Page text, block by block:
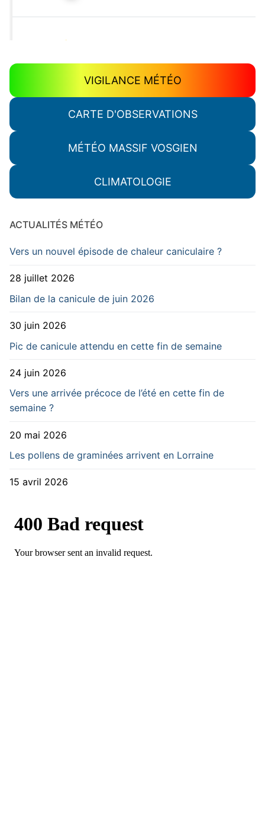
VIGILANCE MÉTÉO
CARTE D'OBSERVATIONS
MÉTÉO MASSIF VOSGIEN
CLIMATOLOGIE
ACTUALITÉS MÉTÉO
Vers un nouvel épisode de chaleur caniculaire ?
28 juillet 2026
Bilan de la canicule de juin 2026
30 juin 2026
Pic de canicule attendu en cette fin de semaine
24 juin 2026
Vers une arrivée précoce de l’été en cette fin de
semaine ?
20 mai 2026
Les pollens de graminées arrivent en Lorraine
15 avril 2026